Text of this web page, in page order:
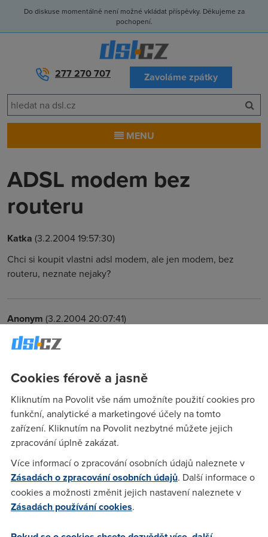
Do diskuse momentálně není možné vkládat příspěvky. Děkujeme za
pochopení.
277 270 707 Zavoláme zpátky
MENU
ADSL modem bez
routeru
Katka (3.2.2004 19:57:30)
Chci si koupit vlastni adsl modem, ale jen modem, bez
routeru, neznate nejaky?
Anonym (3.2.2004 20:07:41)
ne
Katka(3.2.2004 21:28:09)
K cemu tedy presne router v tom modemu slouzi?
Adin(3.2.2004 23:25:45)
Takovy centralni bod, jsou na nej naveseny jeden nebo vice
pocitacu. Rozhrani mezi internetem a domaci siti. Je k tomu
potreba mit v pocitaci sitovou kartu. Bezi nezavisle na
pocitaci, neni potreba instalovat ovladace modemu. Taky
To ale neznamena ze ho potrebujes (pokud mas jeden
Cookies férově a jasně
Kliknutím na Povolit vše nám umožníte použití cookies pro
funkční, analytické a marketingové účely na tomto
zařízení. Kliknutím na Povolit nezbytné můžete jejich
zpracování úplně zakázat.
Více informací o zpracování osobních údajů naleznete v
Zásadách o zpracování osobních údajů. Další informace o
cookies a možnosti změnit jejich nastavení naleznete v
Zásadách používání cookies.